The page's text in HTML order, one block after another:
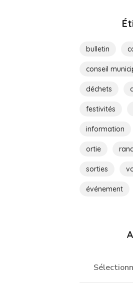
bulletin
conseil
déchets
festivités
information
ortie
sorties
événement